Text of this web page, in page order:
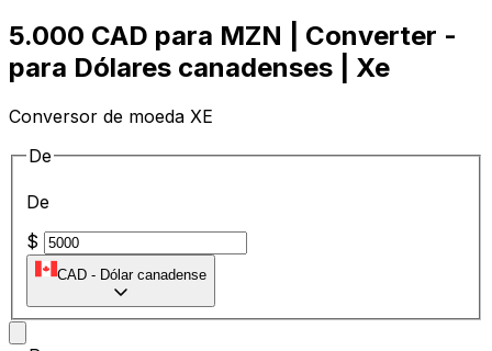
5.000 CAD para MZN | Converter -
para Dólares canadenses | Xe
Conversor de moeda XE
De
De
$
CAD - Dólar canadense